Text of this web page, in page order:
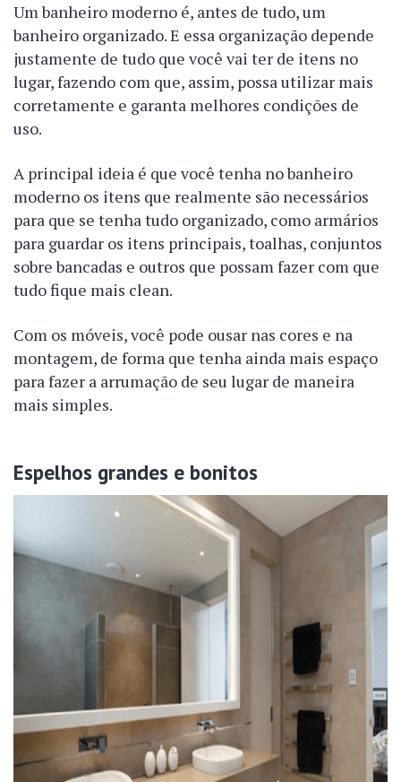
Um banheiro moderno é, antes de tudo, um
banheiro organizado. E essa organização depende
justamente de tudo que você vai ter de itens no
lugar, fazendo com que, assim, possa utilizar mais
corretamente e garanta melhores condições de
uso.
A principal ideia é que você tenha no banheiro
moderno os itens que realmente são necessários
para que se tenha tudo organizado, como armários
para guardar os itens principais, toalhas, conjuntos
sobre bancadas e outros que possam fazer com que
tudo fique mais clean.
Com os móveis, você pode ousar nas cores e na
montagem, de forma que tenha ainda mais espaço
para fazer a arrumação de seu lugar de maneira
mais simples.
Espelhos grandes e bonitos